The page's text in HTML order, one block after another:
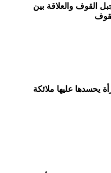
القوف والعلاقة بين
يحسدها عليها ملائكة